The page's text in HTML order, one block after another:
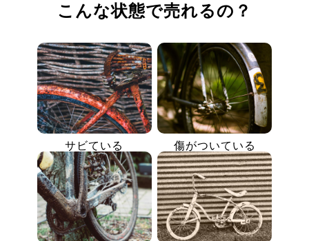
こんな状態で売れるの？
サビている 傷がついている